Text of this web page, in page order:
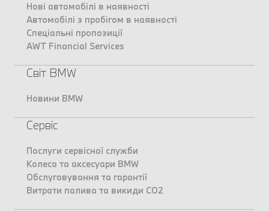
Нові автомобілі в наявності
Автомобілі з пробігом в наявності
Спеціальні пропозиції
AWT Financial Services
Світ BMW
Новини BMW
Сервіс
Послуги сервісної служби
Колеса та аксесуари BMW
Обслуговування та гарантії
Витрати палива та викиди CO2